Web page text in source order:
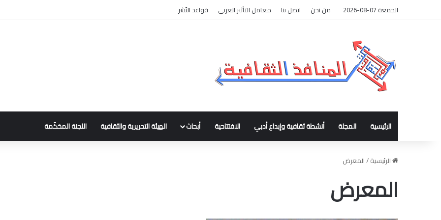
الجمعة 07-08-2026 من نحن اتصل بنا معامل التأثير العربي قواعد النّشر
الرئيسية المجلة أنشطة ثقافية وإبداع أدبي الافتتاحية أبحاث الهيئة التحريرية والثقافية اللجنة المحَكّمة
الرئيسية/المعرض
المعرض